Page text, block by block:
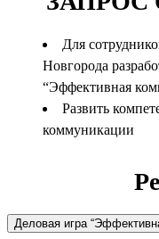
Для
Новгорода
“Эффективная
Развить
коммуникации
Деловая игра